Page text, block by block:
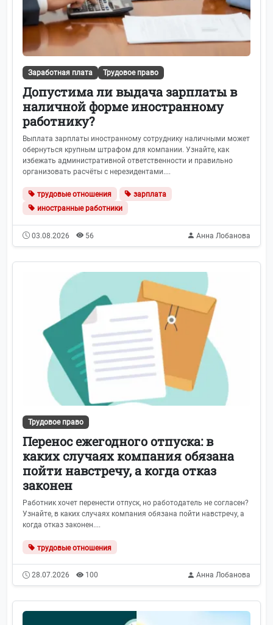
Заработная плата Трудовое право
Допустима ли выдача зарплаты в
наличной форме иностранному
работнику?
Выплата зарплаты иностранному сотруднику наличными может
обернуться крупным штрафом для компании. Узнайте, как
избежать административной ответственности и правильно
организовать расчёты с нерезидентами....
трудовые отношения
зарплата
иностранные работники
03.08.2026 56 Анна Лобанова
Трудовое право
Перенос ежегодного отпуска: в
каких случаях компания обязана
пойти навстречу, а когда отказ
законен
Работник хочет перенести отпуск, но работодатель не согласен?
Узнайте, в каких случаях компания обязана пойти навстречу, а
когда отказ законен....
трудовые отношения
28.07.2026 100 Анна Лобанова